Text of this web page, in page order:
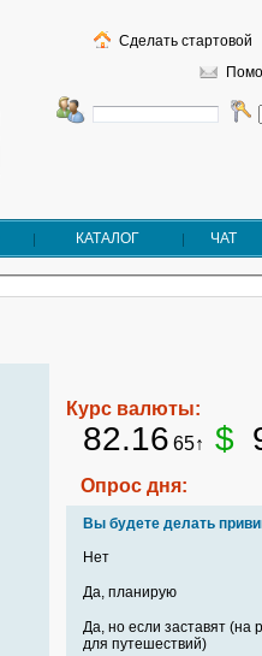
Сделать стартовой
КАТАЛОГ ЧАТ
Курс валюты:
82.16 65↑ $
Опрос дня:
Вы будете делать
Нет
Да, планирую
Да, но если заставят (на
для путешествий)